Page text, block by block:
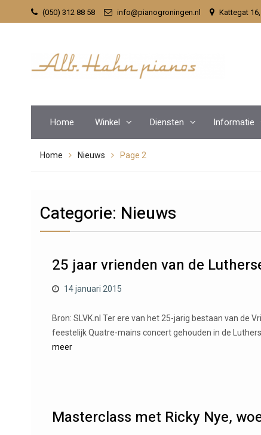
to
(050) 312 88 58 info@pianogroningen.nl Kattegat
Home Winkel Diensten Informatie
Home Nieuws Page 2
Categorie: Nieuws
25 jaar vrienden van de
14 januari 2015
Bron: SLVK.nl Ter ere van het 25-jarig bestaan van de
feestelijk Quatre-mains concert gehouden in de
meer
Masterclass met Ricky Nye,